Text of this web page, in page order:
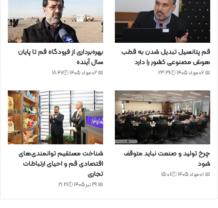
قم پتانسیل تبدیل شدن به قطب
هوش مصنوعی کشور را دارد
📅 06 مرداد 1405 🕙23:31
بهره‌برداری از فرودگاه قم تا پایان
سال آینده
📅 02 مرداد 1405 🕙18:47
چرخ تولید و صنعت نباید متوقف
شود
📅 01 مرداد 1405 🕙15:01
شناخت مستقیم توانمندی‌های
اقتصادی قم و احیای ارتباطات
تجاری
📅 29 تیر 1405 🕙21:21